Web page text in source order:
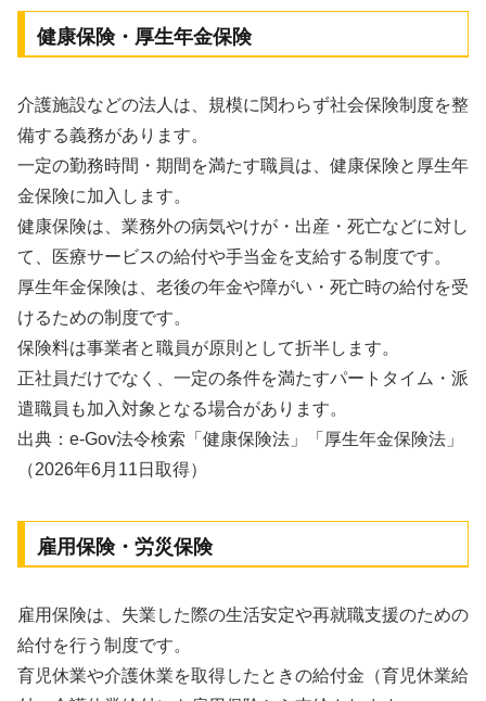
健康保険・厚生年金保険
介護施設などの法人は、規模に関わらず社会保険制度を整
備する義務があります。
一定の勤務時間・期間を満たす職員は、健康保険と厚生年
金保険に加入します。
健康保険は、業務外の病気やけが・出産・死亡などに対し
て、医療サービスの給付や手当金を支給する制度です。
厚生年金保険は、老後の年金や障がい・死亡時の給付を受
けるための制度です。
保険料は事業者と職員が原則として折半します。
正社員だけでなく、一定の条件を満たすパートタイム・派
遣職員も加入対象となる場合があります。
出典：e-Gov法令検索「健康保険法」「厚生年金保険法」
（2026年6月11日取得）
雇用保険・労災保険
雇用保険は、失業した際の生活安定や再就職支援のための
給付を行う制度です。
育児休業や介護休業を取得したときの給付金（育児休業給